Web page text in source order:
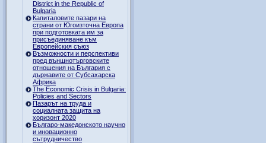
District in the Republic of
Bulgaria
Капиталовите пазари на
страни от Югоизточна Европа
при подготовката им за
присъединяване към
Европейския съюз
Възможности и перспективи
пред външнотърговските
отношения на България с
държавите от Субсахарска
Африка
The Economic Crisis in Bulgaria:
Policies and Sectors
Пазарът на труда и
социалната защита на
хоризонт 2020
Българо-македонското научно
и иновационно
сътрудничество